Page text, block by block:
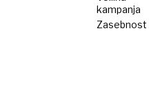
kampanja
Zasebnost